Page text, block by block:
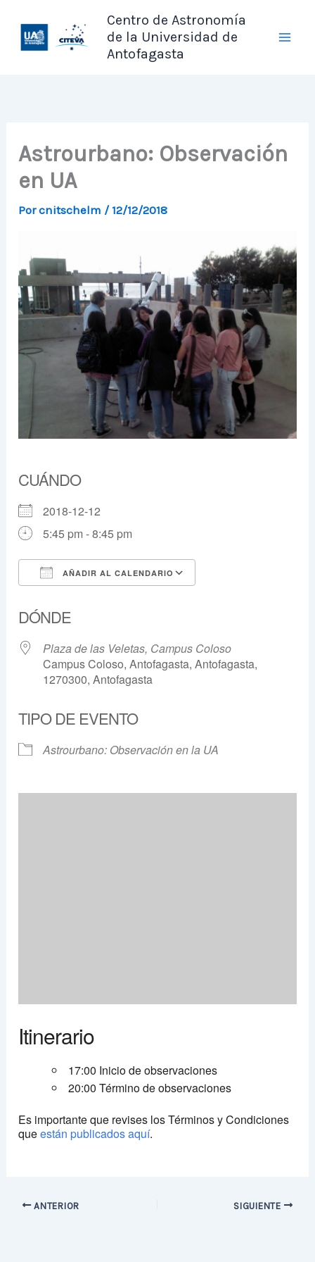
contenido
Centro de Astronomía
de la Universidad de
Antofagasta
Astrourbano: Observación
en UA
Porcnitschelm / 12/12/2018
CUÁNDO
2018-12-12
5:45 pm - 8:45 pm
AÑADIR AL CALENDARIO
DÓNDE
Plaza de las Veletas, Campus Coloso
Campus Coloso, Antofagasta, Antofagasta,
1270300, Antofagasta
TIPO DE EVENTO
Astrourbano: Observación en la UA
Itinerario
17:00 Inicio de observaciones
20:00 Término de observaciones
Es importante que revises los Términos y Condiciones
queestán publicados aquí.
ANTERIOR SIGUIENTE